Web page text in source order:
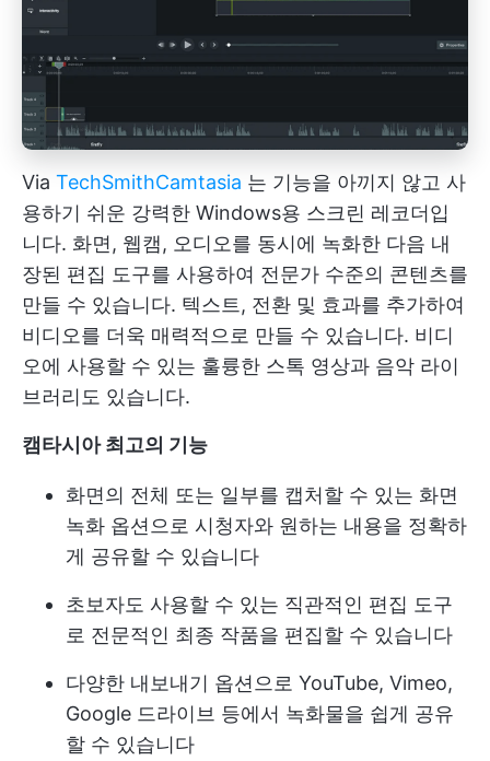
Via TechSmithCamtasia 는 기능을 아끼지 않고 사
용하기 쉬운 강력한 Windows용 스크린 레코더입
니다. 화면, 웹캠, 오디오를 동시에 녹화한 다음 내
장된 편집 도구를 사용하여 전문가 수준의 콘텐츠를
만들 수 있습니다. 텍스트, 전환 및 효과를 추가하여
비디오를 더욱 매력적으로 만들 수 있습니다. 비디
오에 사용할 수 있는 훌륭한 스톡 영상과 음악 라이
브러리도 있습니다.
캠타시아 최고의 기능
화면의 전체 또는 일부를 캡처할 수 있는 화면
녹화 옵션으로 시청자와 원하는 내용을 정확하
게 공유할 수 있습니다
초보자도 사용할 수 있는 직관적인 편집 도구
로 전문적인 최종 작품을 편집할 수 있습니다
다양한 내보내기 옵션으로 YouTube, Vimeo,
Google 드라이브 등에서 녹화물을 쉽게 공유
할 수 있습니다